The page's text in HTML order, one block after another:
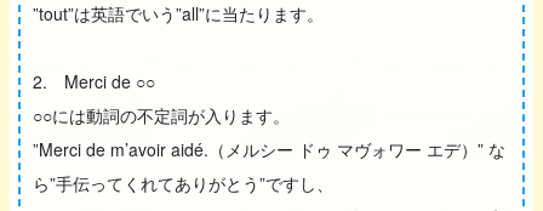
”tout”は英語でいう”all”に当たります。
2. Merci de ○○
○○には動詞の不定詞が入ります。
”Merci de m’avoir aidé.（メルシー ドゥ マヴォワー エデ）” な
ら”手伝ってくれてありがとう”ですし、